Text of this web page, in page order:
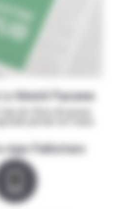
Volonté Paysanne
tous les titres de presse
régie Publicitaire